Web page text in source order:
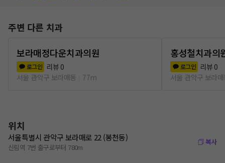
주변 다른 치과
보라매정다운치과의원
로그인 리뷰 0
서울 관악구 보라매동
77m
홍성철치과의
로그인 리뷰 0
서울 관악구 보라
위치
서울특별시 관악구 보라매로 22 (봉천동)
신림역 7번 출구로부터 780m
복사